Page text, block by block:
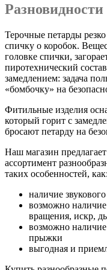
Разновидности
Терочные петарды
спичку о коробок.
головке спички,
пиротехнический
замедлением: задача
«бомбочку» на
Фитильные изделия
который горит с
бросают петарду на
Наш магазин
ассортимент
таких особенностей, как:
наличие
возможно
вращения, искр,
возможно
прыжки
выгодная и